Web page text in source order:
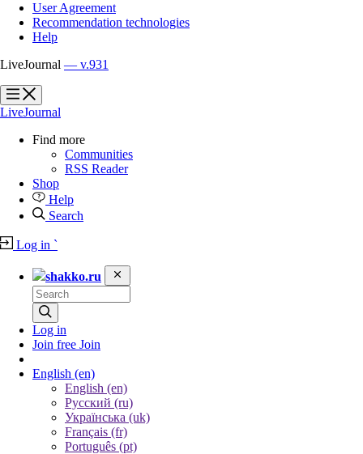
User Agreement
Recommendation technologies
Help
LiveJournal — v.931
?
?
LiveJournal
Find more
Communities
RSS Reader
Shop
Help
Search
Log in `
shakko.ru
Log in
Join free Join
English (en)
English (en)
Русский (ru)
Українська (uk)
Français (fr)
Português (pt)